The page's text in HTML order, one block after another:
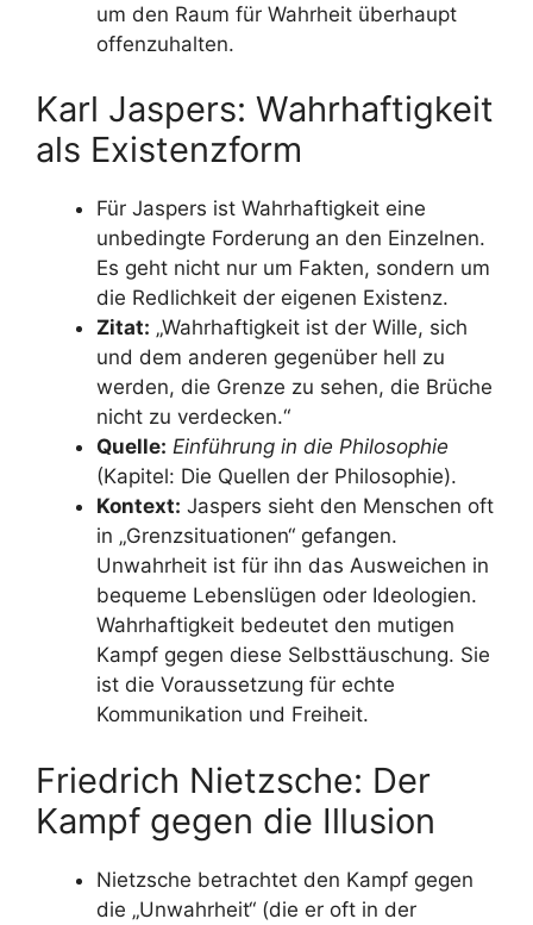
um den Raum für Wahrheit überhaupt
offenzuhalten.
Karl Jaspers: Wahrhaftigkeit
als Existenzform
Für Jaspers ist Wahrhaftigkeit eine
unbedingte Forderung an den Einzelnen.
Es geht nicht nur um Fakten, sondern um
die Redlichkeit der eigenen Existenz.
Zitat: „Wahrhaftigkeit ist der Wille, sich
und dem anderen gegenüber hell zu
werden, die Grenze zu sehen, die Brüche
nicht zu verdecken.“
Quelle: Einführung in die Philosophie
(Kapitel: Die Quellen der Philosophie).
Kontext: Jaspers sieht den Menschen oft
in „Grenzsituationen“ gefangen.
Unwahrheit ist für ihn das Ausweichen in
bequeme Lebenslügen oder Ideologien.
Wahrhaftigkeit bedeutet den mutigen
Kampf gegen diese Selbsttäuschung. Sie
ist die Voraussetzung für echte
Kommunikation und Freiheit.
Friedrich Nietzsche: Der
Kampf gegen die Illusion
Nietzsche betrachtet den Kampf gegen
die „Unwahrheit“ (die er oft in der